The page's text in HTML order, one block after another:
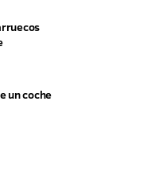
un coche